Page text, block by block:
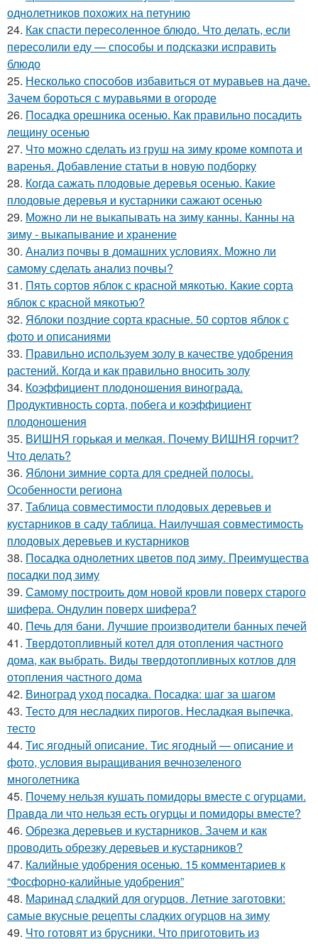
однолетников похожих на петунию
24. Как спасти пересоленное блюдо. Что делать, если
пересолили еду — способы и подсказки исправить
блюдо
25. Несколько способов избавиться от муравьев на даче.
Зачем бороться с муравьями в огороде
26. Посадка орешника осенью. Как правильно посадить
лещину осенью
27. Что можно сделать из груш на зиму кроме компота и
варенья. Добавление статьи в новую подборку
28. Когда сажать плодовые деревья осенью. Какие
плодовые деревья и кустарники сажают осенью
29. Можно ли не выкапывать на зиму канны. Канны на
зиму - выкапывание и хранение
30. Анализ почвы в домашних условиях. Можно ли
самому сделать анализ почвы?
31. Пять сортов яблок с красной мякотью. Какие сорта
яблок с красной мякотью?
32. Яблоки поздние сорта красные. 50 сортов яблок с
фото и описаниями
33. Правильно используем золу в качестве удобрения
растений. Когда и как правильно вносить золу
34. Коэффициент плодоношения винограда.
Продуктивность сорта, побега и коэффициент
плодоношения
35. ВИШНЯ горькая и мелкая. Почему ВИШНЯ горчит?
Что делать?
36. Яблони зимние сорта для средней полосы.
Особенности региона
37. Таблица совместимости плодовых деревьев и
кустарников в саду таблица. Наилучшая совместимость
плодовых деревьев и кустарников
38. Посадка однолетних цветов под зиму. Преимущества
посадки под зиму
39. Самому построить дом новой кровли поверх старого
шифера. Ондулин поверх шифера?
40. Печь для бани. Лучшие производители банных печей
41. Твердотопливный котел для отопления частного
дома, как выбрать. Виды твердотопливных котлов для
отопления частного дома
42. Виноград уход посадка. Посадка: шаг за шагом
43. Тесто для несладких пирогов. Несладкая выпечка,
тесто
44. Тис ягодный описание. Тис ягодный — описание и
фото, условия выращивания вечнозеленого
многолетника
45. Почему нельзя кушать помидоры вместе с огурцами.
Правда ли что нельзя есть огурцы и помидоры вместе?
46. Обрезка деревьев и кустарников. Зачем и как
проводить обрезку деревьев и кустарников?
47. Калийные удобрения осенью. 15 комментариев к
“Фосфорно-калийные удобрения”
48. Маринад сладкий для огурцов. Летние заготовки:
самые вкусные рецепты сладких огурцов на зиму
49. Что готовят из брусники. Что приготовить из